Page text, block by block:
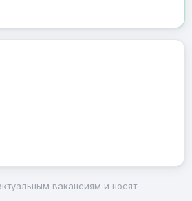
вакансиям и носят